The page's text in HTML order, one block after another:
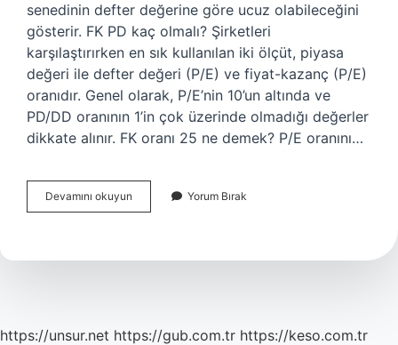
senedinin defter değerine göre ucuz olabileceğini
gösterir. FK PD kaç olmalı? Şirketleri
karşılaştırırken en sık kullanılan iki ölçüt, piyasa
değeri ile defter değeri (P/E) ve fiyat-kazanç (P/E)
oranıdır. Genel olarak, P/E’nin 10’un altında ve
PD/DD oranının 1’in çok üzerinde olmadığı değerler
dikkate alınır. FK oranı 25 ne demek? P/E oranını…
Devamını okuyun Borsada
F
Demek
Yorum Bırak
https://unsur.net https://gub.com.tr https://keso.com.tr